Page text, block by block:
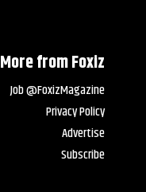
More from Foxiz
Job @FoxizMagazine
Privacy Policy
Advertise
Subscribe